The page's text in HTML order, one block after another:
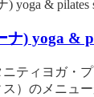
) yoga &
ティヨガ・
）のメニュ